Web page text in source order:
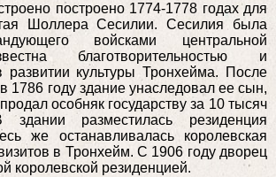
построено 1774-1778 годах для
Шоллера Сесилии. Сесилия была
войсками центральной
благотворительностью и
развитии культуры Тронхейма. После
1786 году здание унаследовал ее сын,
особняк государству за 10 тысяч
здании разместилась резиденция
же останавливалась королевская
в Тронхейм. С 1906 году дворец
королевской резиденцией.